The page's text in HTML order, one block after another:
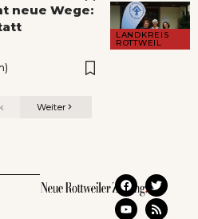
LANDKREIS
ROTTWEIL
neue Wege:
Weiter